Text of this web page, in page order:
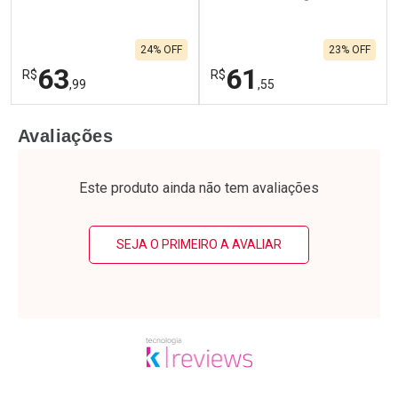
R$63,99
24% OFF
Laboratório
Por Menos
R$61 ,55
23% OFF
Laboratório
Por Menos
Avaliações
Este produto ainda não tem avaliações
SEJA O PRIMEIRO A AVALIAR